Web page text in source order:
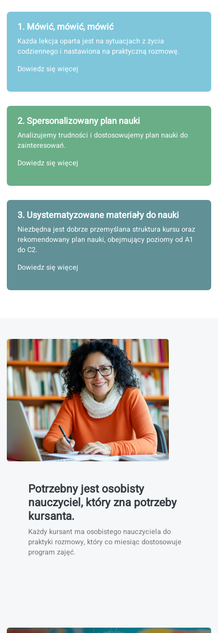
Każda lekcja oparta jest na sytuacjach z życia
codziennego i nastawiona na praktyczną rozmowę.
Dowiedz się więcej
2. Spersonalizowany plan nauki
Analizujemy trudności i dostosowujemy plan nauki do
zainteresowań.
Dowiedz się więcej
3. Usystematyzowane materiały do nauki
Dowiedz się więcej